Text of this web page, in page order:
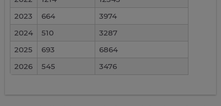
2023
664
3974
2024
510
3287
2025
693
6864
2026
545 3476